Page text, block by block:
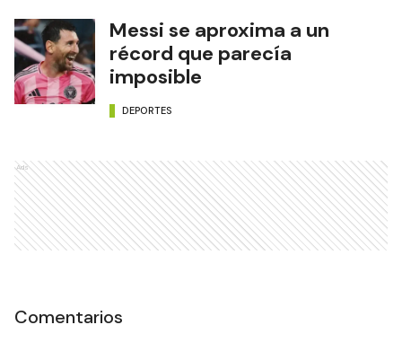
Messi se aproxima a un
récord que parecía
imposible
DEPORTES
Ads
Comentarios